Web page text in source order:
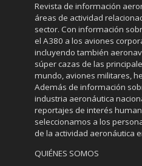
Revista de información
áreas de actividad
sector. Con información
el A380 a los aviones
incluyendo también
súper cazas de las
mundo, aviones militares,
Además de información
industria aeronáutica
reportajes de interés
seleccionamos a los
de la actividad aeronáutica
QUIÉNES SOMOS